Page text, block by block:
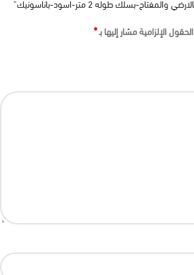
الحقول الإلزامية مشار إليها بـ*